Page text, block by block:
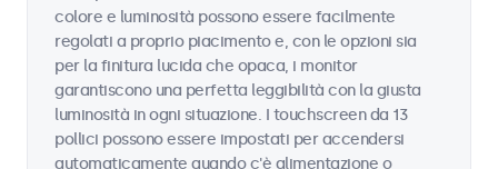
colore e luminosità possono essere facilmente
regolati a proprio piacimento e, con le opzioni sia
per la finitura lucida che opaca, i monitor
garantiscono una perfetta leggibilità con la giusta
luminosità in ogni situazione. I touchscreen da 13
pollici possono essere impostati per accendersi
automaticamente quando c'è alimentazione o